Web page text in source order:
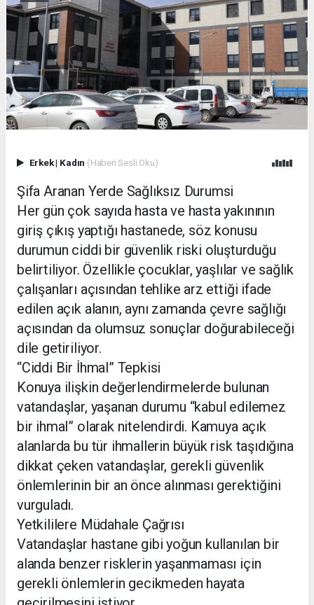
Erkek| Kadın (Haberi Sesli Oku)
Şifa Aranan Yerde Sağlıksız Durumsi
Her gün çok sayıda hasta ve hasta yakınının
giriş çıkış yaptığı hastanede, söz konusu
durumun ciddi bir güvenlik riski oluşturduğu
belirtiliyor. Özellikle çocuklar, yaşlılar ve sağlık
çalışanları açısından tehlike arz ettiği ifade
edilen açık alanın, aynı zamanda çevre sağlığı
açısından da olumsuz sonuçlar doğurabileceği
dile getiriliyor.
“Ciddi Bir İhmal” Tepkisi
Konuya ilişkin değerlendirmelerde bulunan
vatandaşlar, yaşanan durumu “kabul edilemez
bir ihmal” olarak nitelendirdi. Kamuya açık
alanlarda bu tür ihmallerin büyük risk taşıdığına
dikkat çeken vatandaşlar, gerekli güvenlik
önlemlerinin bir an önce alınması gerektiğini
vurguladı.
Yetkililere Müdahale Çağrısı
Vatandaşlar hastane gibi yoğun kullanılan bir
alanda benzer risklerin yaşanmaması için
gerekli önlemlerin gecikmeden hayata